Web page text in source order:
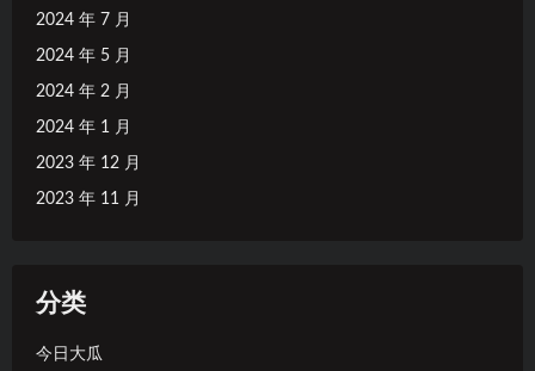
2024 年 7 月
2024 年 5 月
2024 年 2 月
2024 年 1 月
2023 年 12 月
2023 年 11 月
分类
今日大瓜